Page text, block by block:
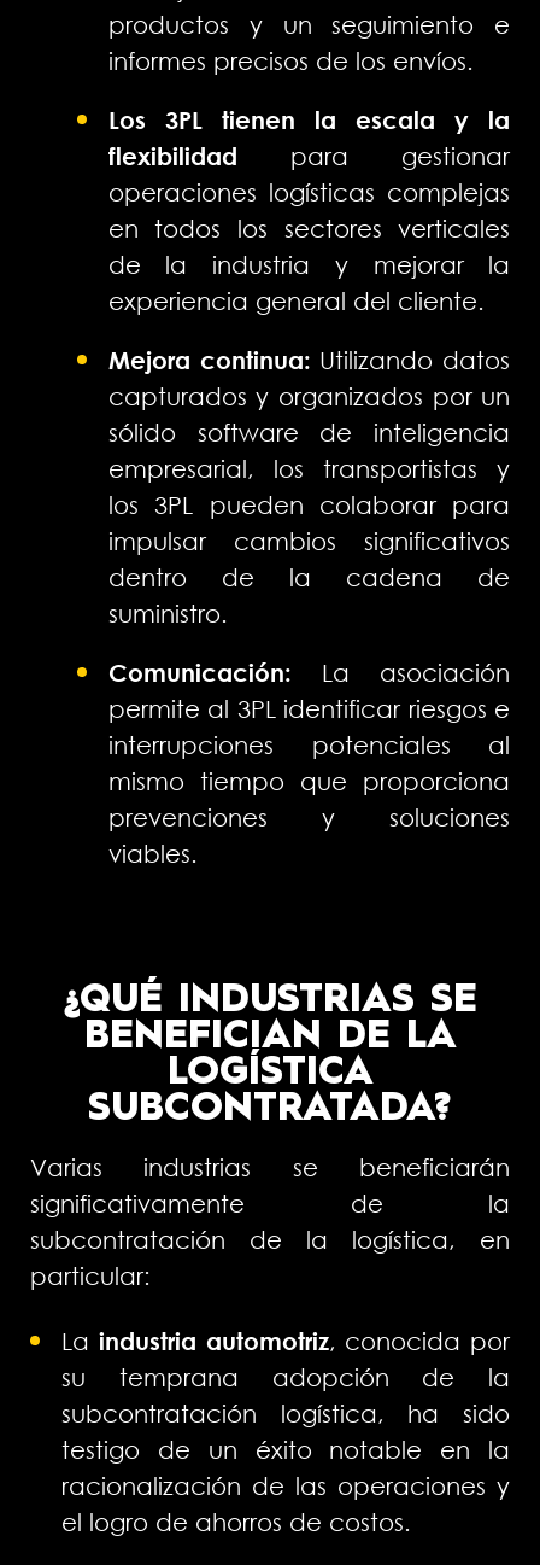
productos y un seguimiento e
informes precisos de los envíos.
Los 3PL tienen la escala y la
flexibilidad para gestionar
operaciones logísticas complejas
en todos los sectores verticales
de la industria y mejorar la
experiencia general del cliente.
Mejora continua: Utilizando datos
capturados y organizados por un
sólido software de inteligencia
empresarial, los transportistas y
los 3PL pueden colaborar para
impulsar cambios significativos
dentro de la cadena de
suministro.
Comunicación: La asociación
permite al 3PL identificar riesgos e
interrupciones potenciales al
mismo tiempo que proporciona
prevenciones y soluciones
viables.
¿QUÉ INDUSTRIAS SE
BENEFICIAN DE LA
LOGÍSTICA
SUBCONTRATADA?
Varias industrias se beneficiarán
significativamente de la
subcontratación de la logística, en
particular:
La industria automotriz, conocida por
su temprana adopción de la
subcontratación logística, ha sido
testigo de un éxito notable en la
racionalización de las operaciones y
el logro de ahorros de costos.